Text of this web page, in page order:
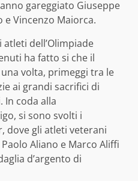
gareggiato Giuseppe
Vincenzo Maiorca.
dell’Olimpiade
ha fatto si che il
volta, primeggi tra le
ai grandi sacrifici di
In coda alla
si sono svolti i
dove gli atleti veterani
Aliano e Marco Aliffi
d’argento di